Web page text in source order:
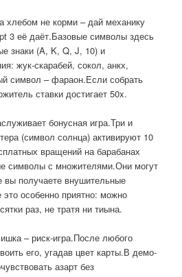
хлебом не корми – дай механику
3 её даёт.Базовые символы здесь
знаки (A, K, Q, J, 10) и
жук-скарабей, сокол, анкх,
символ – фараон.Если собрать
ставки достигает 50x.
бонусная игра.Три и
(символ солнца) активируют 10
вращений на барабанах
символы с множителями.Они могут
вы получаете внушительные
особенно приятно: можно
раз, не тратя ни тиына.
– риск-игра.После любого
его, угадав цвет карты.В демо-
азарт без